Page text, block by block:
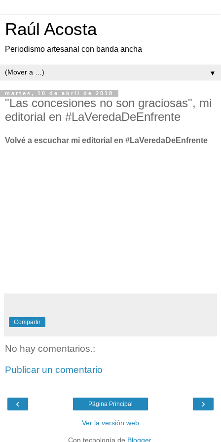
Raúl Acosta
Periodismo artesanal con banda ancha
▼
martes, 10 de abril de 2018
"Las concesiones no son graciosas", mi
editorial en #LaVeredaDeEnfrente
Volvé a escuchar mi editorial en #LaVeredaDeEnfrente
Compartir
No hay comentarios.:
Publicar un comentario
‹ ›
Página Principal
Ver la versión web
Con tecnología de Blogger.